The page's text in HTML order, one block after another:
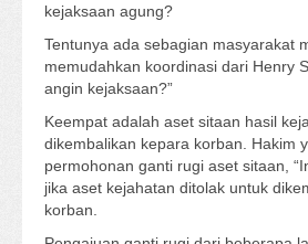
kejaksaan agung?
Tentunya ada sebagian masyarakat
memudahkan koordinasi dari Henry
angin kejaksaan?”
Keempat adalah aset sitaan hasil
dikembalikan kepara korban. Hakim
permohonan ganti rugi aset sitaan,
jika aset kejahatan ditolak untuk
korban.